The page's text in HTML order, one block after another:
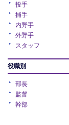
投手
捕手
内野手
外野手
スタッフ
役職別
部長
監督
幹部